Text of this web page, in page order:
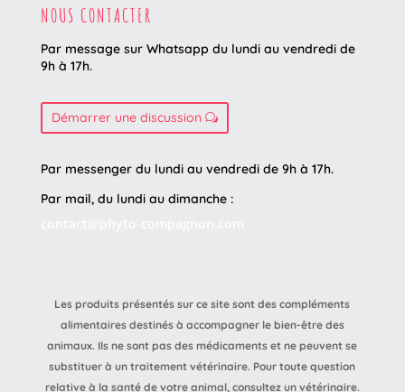
NOUS CONTACTER
Par message sur Whatsapp du lundi au vendredi de
9h à 17h.
Démarrer une discussion
Par messenger du lundi au vendredi de 9h à 17h.
Par mail, du lundi au dimanche :
Les produits présentés sur ce site sont des compléments
alimentaires destinés à accompagner le bien-être des
animaux. Ils ne sont pas des médicaments et ne peuvent se
substituer à un traitement vétérinaire. Pour toute question
relative à la santé de votre animal, consultez un vétérinaire.